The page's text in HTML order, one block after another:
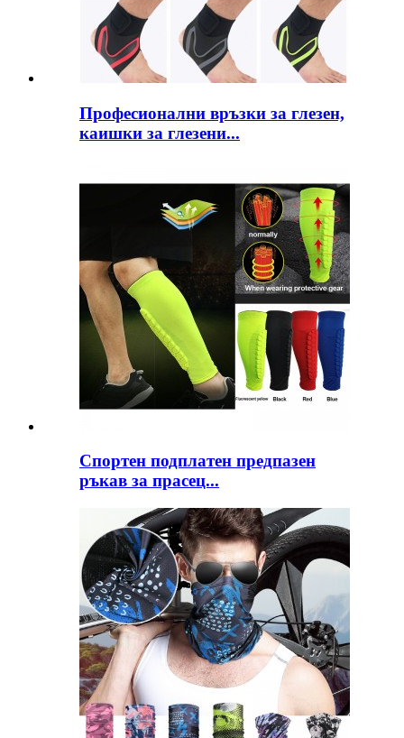
Професионални връзки за глезен,
каишки за глезени...
Спортен подплатен предпазен
ръкав за прасец...